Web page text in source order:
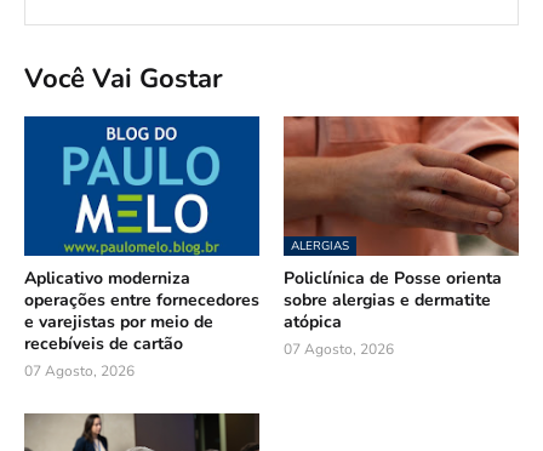
Você Vai Gostar
Aplicativo moderniza
operações entre fornecedores
e varejistas por meio de
recebíveis de cartão
07 Agosto, 2026
ALERGIAS
Policlínica de Posse orienta
sobre alergias e dermatite
atópica
07 Agosto, 2026